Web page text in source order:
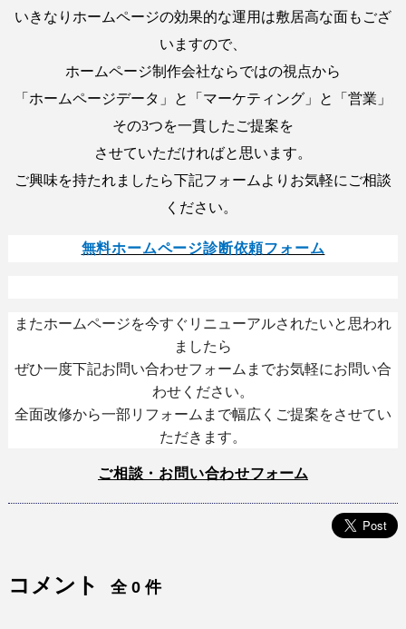
いきなりホームページの効果的な運用は敷居高な面もござ
いますので、
ホームページ制作会社ならではの視点から
「ホームページデータ」と「マーケティング」と「営業」
その3つを一貫したご提案を
させていただければと思います。
ご興味を持たれましたら下記フォームよりお気軽にご相談
ください。
無料ホームページ診断依頼フォーム
またホームページを今すぐリニューアルされたいと思われ
ましたら
ぜひ一度下記お問い合わせフォームまでお気軽にお問い合
わせください。
全面改修から一部リフォームまで幅広くご提案をさせてい
ただきます。
ご相談・お問い合わせフォーム
コメント 全 0 件